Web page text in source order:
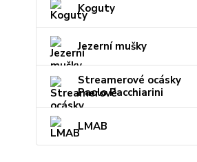
Koguty
Jezerní mušky
Streamerové ocásky
Paolo Pacchiarini
LMAB